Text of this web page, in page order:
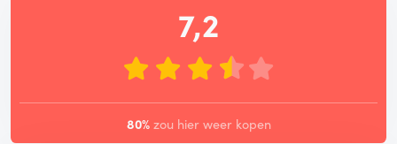
7,2
80% zou hier weer kopen